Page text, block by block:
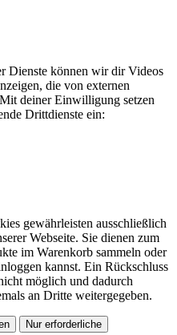
Dienste können wir dir Videos
die von externen
deiner Einwilligung setzen
Drittdienste ein:
gewährleisten ausschließlich
Webseite. Sie dienen zum
im Warenkorb sammeln oder
kannst. Ein Rückschluss
möglich und dadurch
an Dritte weitergegeben.
Nur erforderliche